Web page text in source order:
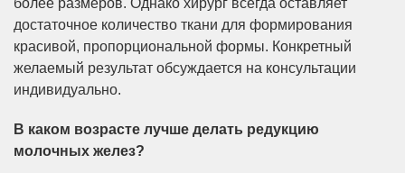
более размеров. Однако хирург всегда оставляет
достаточное количество ткани для формирования
красивой, пропорциональной формы. Конкретный
желаемый результат обсуждается на консультации
индивидуально.
В каком возрасте лучше делать редукцию
молочных желез?